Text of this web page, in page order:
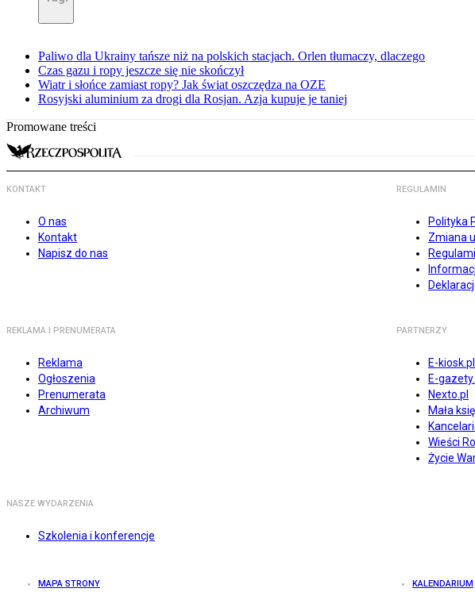
Paliwo dla Ukrainy tańsze niż na polskich stacjach. Orlen tłumaczy, dlaczego
Czas gazu i ropy jeszcze się nie skończył
Wiatr i słońce zamiast ropy? Jak świat oszczędza na OZE
Rosyjski aluminium za drogi dla Rosjan. Azja kupuje je taniej
Promowane treści
KONTAKT
O nas
Kontakt
Napisz do nas
REGULAMIN
Polityka
Zmiana
REKLAMA I PRENUMERATA
Reklama
Ogłoszenia
Prenumerata
Archiwum
PARTNERZY
E-kiosk.pl
E-
Nexto.pl
Mała
Wieści
Życie
NASZE WYDARZENIA
Szkolenia i konferencje
MAPA STRONY KALENDARIUM